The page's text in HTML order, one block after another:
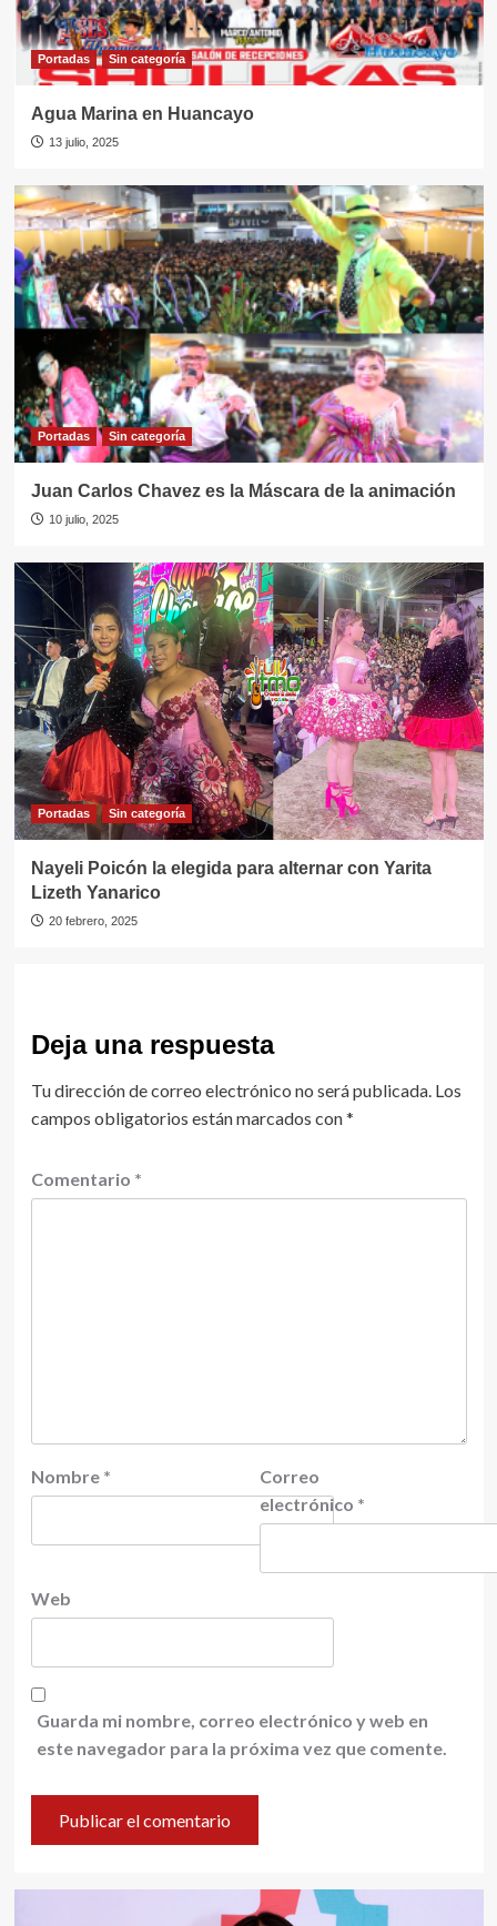
Portadas Sin categorí­a
Agua Marina en Huancayo
13 julio, 2025
Portadas Sin categorí­a
Juan Carlos Chavez es la Máscara de la animación
10 julio, 2025
Portadas Sin categorí­a
Nayeli Poicón la elegida para alternar con Yarita
Lizeth Yanarico
20 febrero, 2025
Deja una respuesta
Tu dirección de correo electrónico no será publicada. Los
campos obligatorios están marcados con*
Comentario *
Nombre *
Correo
electrónico *
Web
Guarda mi nombre, correo electrónico y web en
este navegador para la próxima vez que comente.